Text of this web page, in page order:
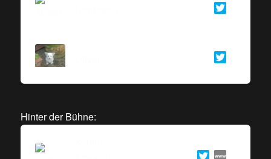
Hinter der Bühne: